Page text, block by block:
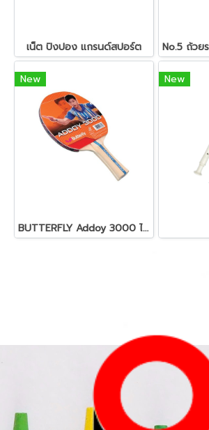
เน็ต ปิงปอง แกรนด์สปอร์ต
New
BUTTERFLY Addoy 3000 ไม้ปิงปอง
New